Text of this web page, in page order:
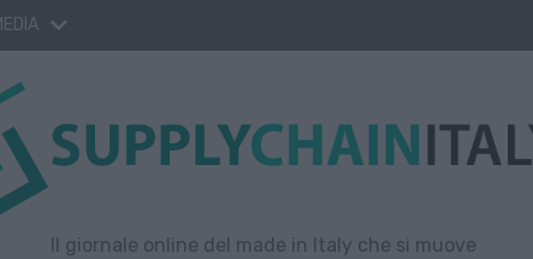
Il giornale online del made in Italy che si muove